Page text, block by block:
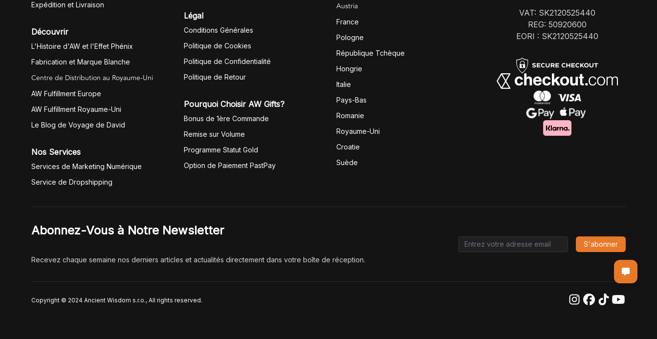
Expédition et Livraison
Découvrir
L'Histoire d'AW et l'Effet Phénix
Fabrication et Marque Blanche
Centre de Distribution au Royaume-Uni
AW Fulfillment Europe
AW Fulfillment Royaume-Uni
Le Blog de Voyage de David
Nos Services
Services de Marketing Numérique
Service de Dropshipping
Légal
Conditions Générales
Politique de Cookies
Politique de Confidentialité
Politique de Retour
Pourquoi Choisir AW Gifts?
Bonus de 1ère Commande
Remise sur Volume
Programme Statut Gold
Option de Paiement PastPay
Austria
France
Pologne
République Tchèque
Hongrie
Italie
Pays-Bas
Romanie
Royaume-Uni
Croatie
Suède
VAT: SK2120525440
REG: 50920600
EORI : SK2120525440
Abonnez-Vous à Notre Newsletter
Recevez chaque semaine nos derniers articles et actualités directement dans votre boîte de réception.
Email address
S'abonner
Copyright © 2024 Ancient Wisdom s.r.o., All rights reserved.